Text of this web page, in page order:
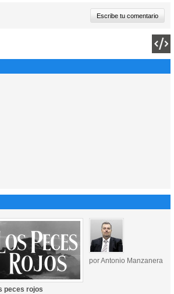
por Antonio Manzanera
peces rojos